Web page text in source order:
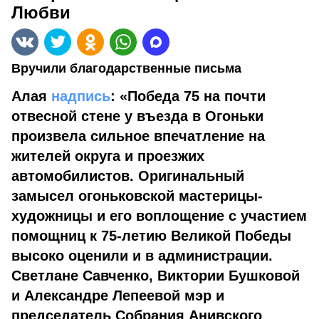
Любви
Вручили благодарственные письма
Алая надпись: «Победа 75 на почти
отвесной стене у въезда в Огоньки
произвела сильное впечатление на
жителей округа и проезжих
автомобилистов. Оригинальный
замысел огоньковской мастерицы-
художницы и его воплощение с участием
помощниц к 75-летию Великой Победы
высоко оценили и в администрации.
Светлане Савченко, Виктории Бушковой
и Александре Лепеевой мэр и
председатель Собрания Анивского